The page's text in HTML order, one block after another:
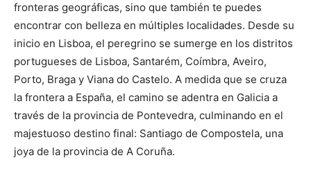
fronteras geográficas, sino que también te puedes
encontrar con belleza en múltiples localidades. Desde su
inicio en Lisboa, el peregrino se sumerge en los distritos
portugueses de Lisboa, Santarém, Coímbra, Aveiro,
Porto, Braga y Viana do Castelo. A medida que se cruza
la frontera a España, el camino se adentra en Galicia a
través de la provincia de Pontevedra, culminando en el
majestuoso destino final: Santiago de Compostela, una
joya de la provincia de A Coruña.